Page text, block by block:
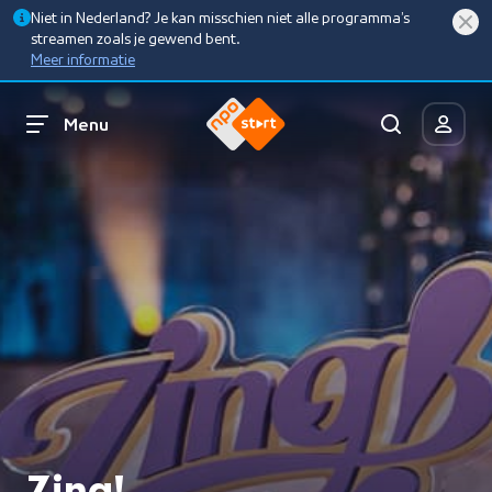
Niet in Nederland? Je kan misschien niet alle programma’s
streamen zoals je gewend bent.
Meer informatie
Menu